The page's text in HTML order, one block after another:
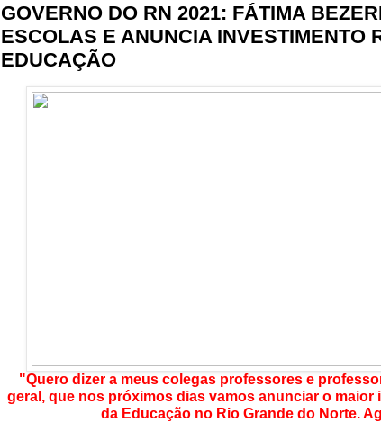
GOVERNO DO RN 2021: FÁTIMA
ESCOLAS E ANUNCIA INVESTIMENTO
EDUCAÇÃO
"Quero dizer a meus colegas professores e
geral, que nos próximos dias vamos anunciar o maior
da Educação no Rio Grande do Norte.